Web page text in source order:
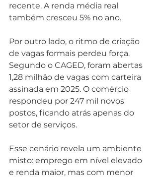
recente. A renda média real
também cresceu 5% no ano.
Por outro lado, o ritmo de criação
de vagas formais perdeu força.
Segundo o CAGED, foram abertas
1,28 milhão de vagas com carteira
assinada em 2025. O comércio
respondeu por 247 mil novos
postos, ficando atrás apenas do
setor de serviços.
Esse cenário revela um ambiente
misto: emprego em nível elevado
e renda maior, mas com menor